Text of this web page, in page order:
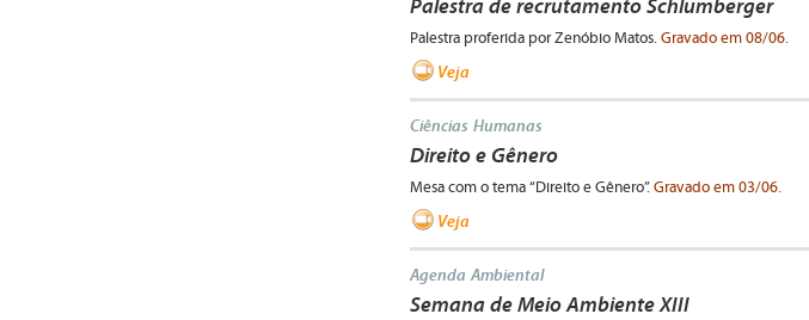
Palestra de recrutamento Schlumberger
Palestra proferida por Zenóbio Matos. Gravado em 08/06.
Veja
Ciências Humanas
Direito e Gênero
Mesa com o tema “Direito e Gênero”. Gravado em 03/06.
Veja
Agenda Ambiental
Semana de Meio Ambiente XIII